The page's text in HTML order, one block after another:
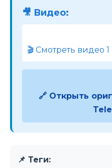
🎥 Видео:
🎬 Смотреть видео
🔗 Открыть
📌 Теги: